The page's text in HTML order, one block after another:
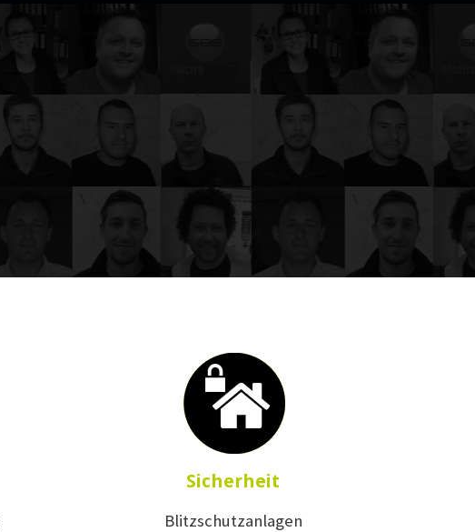
Sicherheit
Blitzschutzanlagen